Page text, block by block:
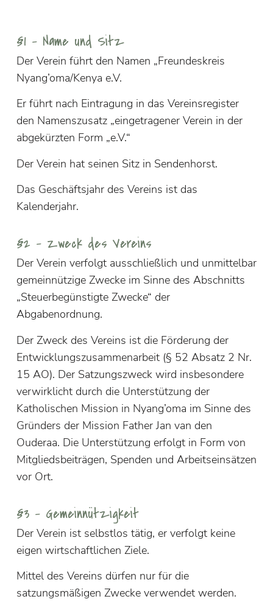
§1 – Name und Sitz
Der Verein führt den Namen „Freundeskreis
Nyang’oma/Kenya e.V.
Er führt nach Eintragung in das Vereinsregister
den Namenszusatz „eingetragener Verein in der
abgekürzten Form „e.V.“
Der Verein hat seinen Sitz in Sendenhorst.
Das Geschäftsjahr des Vereins ist das
Kalenderjahr.
§2 – Zweck des Vereins
Der Verein verfolgt ausschließlich und unmittelbar
gemeinnützige Zwecke im Sinne des Abschnitts
„Steuerbegünstigte Zwecke“ der
Abgabenordnung.
Der Zweck des Vereins ist die Förderung der
Entwicklungszusammenarbeit (§ 52 Absatz 2 Nr.
15 AO). Der Satzungszweck wird insbesondere
verwirklicht durch die Unterstützung der
Katholischen Mission in Nyang’oma im Sinne des
Gründers der Mission Father Jan van den
Ouderaa. Die Unterstützung erfolgt in Form von
Mitgliedsbeiträgen, Spenden und Arbeitseinsätzen
vor Ort.
§3 – Gemeinnützigkeit
Der Verein ist selbstlos tätig, er verfolgt keine
eigen wirtschaftlichen Ziele.
Mittel des Vereins dürfen nur für die
satzungsmäßigen Zwecke verwendet werden.